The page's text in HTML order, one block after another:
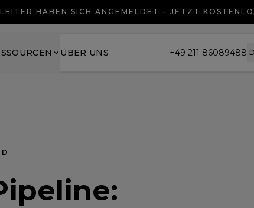
HABEN SICH ANGEMELDET – JETZT
ÜBER UNS +49 211 86089488
D
: